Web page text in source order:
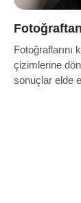
Fotoğraflarını
çizimlerine
sonuçlar elde